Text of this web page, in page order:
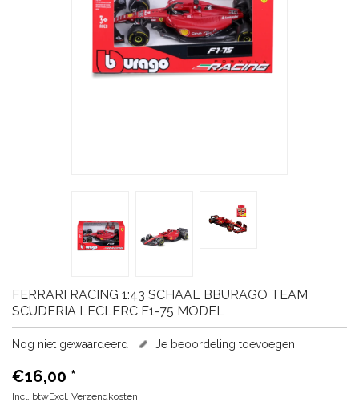
FERRARI
RACING 1:43 SCHAAL BBURAGO TEAM
SCUDERIA LECLERC F1-75 MODEL
Nog niet gewaardeerd Je beoordeling toevoegen
€16,00 *
Incl. btwExcl. Verzendkosten